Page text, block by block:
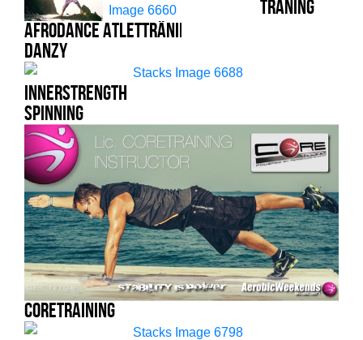
AfroDanceAtletträning
träning
DanZy
Innerstrength
Spinning
Coretraining